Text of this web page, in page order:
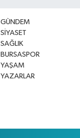
GÜNDEM
SİYASET
SAĞLIK
BURSASPOR
YAŞAM
YAZARLAR